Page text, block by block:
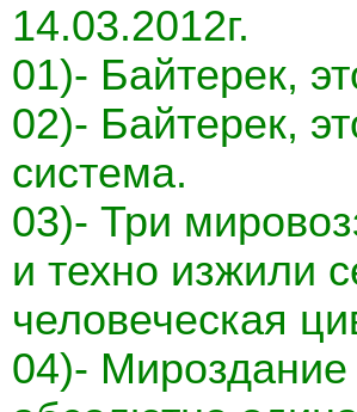
14.03.2012г.
01)- Байтерек,
02)- Байтерек,
система.
03)- Три
и техно изжили
человеческая
04)-